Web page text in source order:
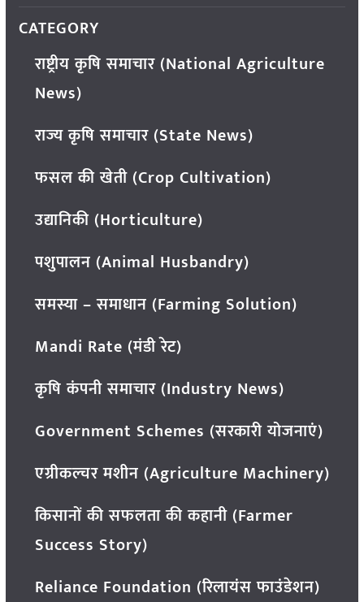
CATEGORY
राष्ट्रीय कृषि समाचार (National Agriculture
News)
राज्य कृषि समाचार (State News)
फसल की खेती (Crop Cultivation)
उद्यानिकी (Horticulture)
पशुपालन (Animal Husbandry)
समस्या – समाधान (Farming Solution)
Mandi Rate (मंडी रेट)
कृषि कंपनी समाचार (Industry News)
Government Schemes (सरकारी योजनाएं)
एग्रीकल्चर मशीन (Agriculture Machinery)
किसानों की सफलता की कहानी (Farmer
Success Story)
Reliance Foundation (रिलायंस फाउंडेशन)